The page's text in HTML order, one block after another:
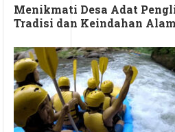
Menikmati Desa Adat
Tradisi dan Keindahan Alam